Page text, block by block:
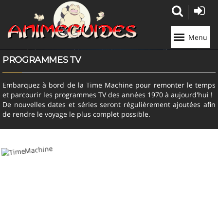
Menu
PROGRAMMES TV
Embarquez à bord de la Time Machine pour remonter le temps
et parcourir les programmes TV des années 1970 à aujourd'hui !
De nouvelles dates et séries seront régulièrement ajoutées afin
de rendre le voyage le plus complet possible.
Panneau de gestion des cookies